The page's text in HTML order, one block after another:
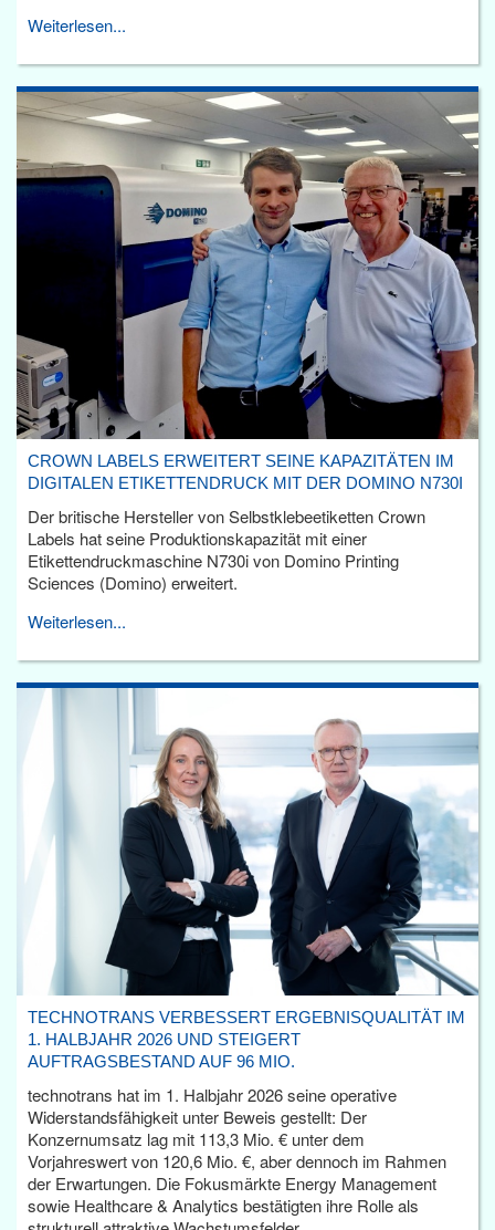
Weiterlesen...
CROWN LABELS ERWEITERT SEINE KAPAZITÄTEN IM
DIGITALEN ETIKETTENDRUCK MIT DER DOMINO N730I
Der britische Hersteller von Selbstklebeetiketten Crown
Labels hat seine Produktionskapazität mit einer
Etikettendruckmaschine N730i von Domino Printing
Sciences (Domino) erweitert.
Weiterlesen...
TECHNOTRANS VERBESSERT ERGEBNISQUALITÄT IM
1. HALBJAHR 2026 UND STEIGERT
AUFTRAGSBESTAND AUF 96 MIO.
technotrans hat im 1. Halbjahr 2026 seine operative
Widerstandsfähigkeit unter Beweis gestellt: Der
Konzernumsatz lag mit 113,3 Mio. € unter dem
Vorjahreswert von 120,6 Mio. €, aber dennoch im Rahmen
der Erwartungen. Die Fokusmärkte Energy Management
sowie Healthcare & Analytics bestätigten ihre Rolle als